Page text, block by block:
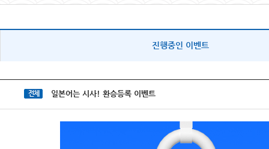
진행중인 이벤트
전체 일본어는 시사! 환승등록 이벤트